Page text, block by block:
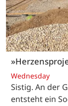
Wednesday
Sistig. An der
entsteht ein